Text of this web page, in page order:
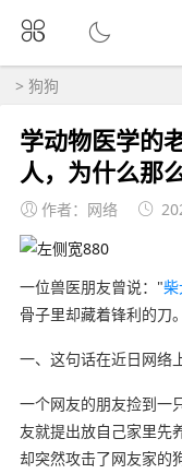
> 狗狗
学动物医学的
人，为什么那
作者：网络
一位兽医朋友曾说："
骨子里却藏着锋利的刀
一、这句话在近日网络
一个网友的朋友捡到一
友就提出放自己家里先
却突然攻击了网友家的狗